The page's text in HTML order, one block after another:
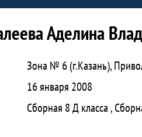
Владимировна
Аделина
Зона № 6 (г.Казань),
16 января 2008
Сборная 8 Д класса ,